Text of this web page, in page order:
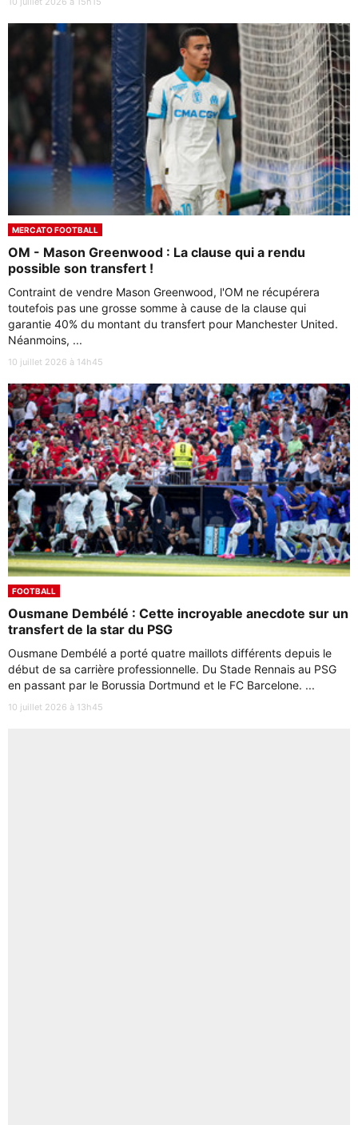
MERCATO FOOTBALL
OM - Mason Greenwood : La clause qui a rendu
possible son transfert !
Contraint de vendre Mason Greenwood, l'OM ne récupérera
toutefois pas une grosse somme à cause de la clause qui
garantie 40% du montant du transfert pour Manchester United.
Néanmoins, ...
10 juillet 2026 à 14h45
FOOTBALL
Ousmane Dembélé : Cette incroyable anecdote sur un
transfert de la star du PSG
Ousmane Dembélé a porté quatre maillots différents depuis le
début de sa carrière professionnelle. Du Stade Rennais au PSG
en passant par le Borussia Dortmund et le FC Barcelone. ...
10 juillet 2026 à 13h45